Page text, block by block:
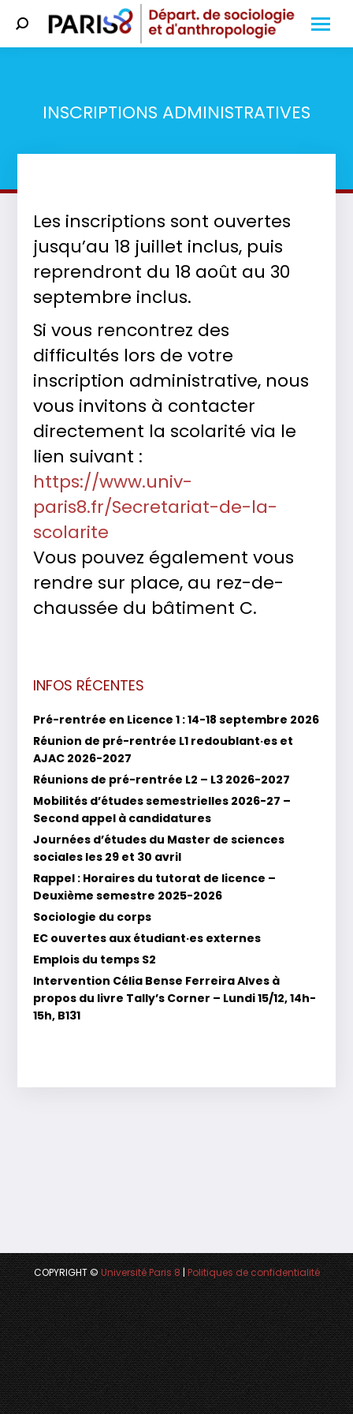
Search:
INSCRIPTIONS ADMINISTRATIVES
Les inscriptions sont ouvertes
jusqu’au 18 juillet inclus, puis
reprendront du 18 août au 30
septembre inclus.
Si vous rencontrez des
difficultés lors de votre
inscription administrative, nous
vous invitons à contacter
directement la scolarité via le
lien suivant :
https://www.univ-
paris8.fr/Secretariat-de-la-
scolarite
Vous pouvez également vous
rendre sur place, au rez-de-
chaussée du bâtiment C.
INFOS RÉCENTES
Pré-rentrée en Licence 1 : 14-18 septembre 2026
Réunion de pré-rentrée L1 redoublant·es et
AJAC 2026-2027
Réunions de pré-rentrée L2 – L3 2026-2027
Mobilités d’études semestrielles 2026-27 –
Second appel à candidatures
Journées d’études du Master de sciences
sociales les 29 et 30 avril
Rappel : Horaires du tutorat de licence –
Deuxième semestre 2025-2026
Sociologie du corps
EC ouvertes aux étudiant·es externes
Emplois du temps S2
Intervention Célia Bense Ferreira Alves à
propos du livre Tally’s Corner – Lundi 15/12, 14h-
15h, B131
COPYRIGHT ©Université Paris 8|Politiques de confidentialité